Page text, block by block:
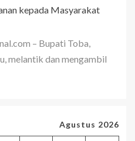
kepada Masyarakat
– Bupati Toba,
melantik dan mengambil
Agustus 2026